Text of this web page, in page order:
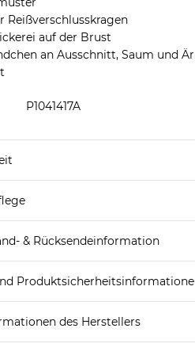
Reißverschlusskragen
auf der Brust
an Ausschnitt, Saum und
P1041417A
zu diesen Angaben findest
& Rücksendeinformation
GmbH
des Herstellers